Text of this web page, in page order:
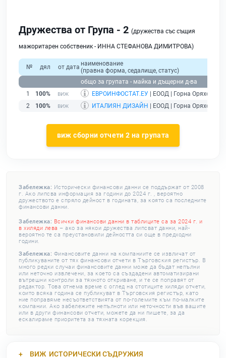
Дружества от Група - 2 (дружества със същия
мажоритарен собственик - ИННА СТЕФАНОВА ДИМИТРОВА)
№ дял от дата наименование
(правна форма, седалище, статус)
общо за групата - майка и дъщерни д-ва
1
100% ЕВРОИНФОСТАТ.ЕУ | ЕООД | Горна
2
100% ИТАЛИЯН ДИЗАЙН | ЕООД | Горна
виж сборни отчети 2 на групата
Забележка: Исторически финансови данни се поддържат от 2008
г. Ако липсва информация за години до 2024 г. , вероятно
дружеството е спряло дейност в годината, за която са последните
финансови данни.
Забележка: Всички финансови данни в таблиците са за 2024 г. и
в хиляди лева – ако за някои дружества липсват данни, най-
вероятно те са преустановили дейността си още в предходни
години.
Забележка: Финансовите данни на компаниите се извличат от
публикуваните от тях финансови отчети в Търговския регистър. В
много редки случаи финансовите данни може да бъдат непълни
или неточно извлечени, за което са създадени автоматизирани
вътрешни контроли за тяхното откриване, и те се поправят от
редактор. Това отнема време с оглед на стотиците хиляди отчети,
които всяка година се публикуват в Търговския регистър, като
ние поправяме несъответствията от по-големите към по-малките
компании. Ако забележите непълноти или неточности във вашите
или в други финансови отчети, можете да ни пишете, за да
ескалираме приоритета за тяхната корекция.
ВИЖ ИСТОРИЧЕСКИ СЪДРУЖИЯ